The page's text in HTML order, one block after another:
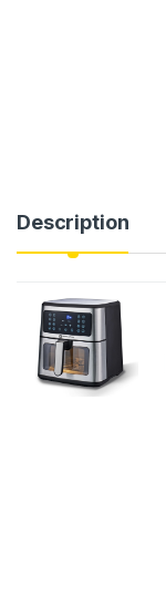
Description